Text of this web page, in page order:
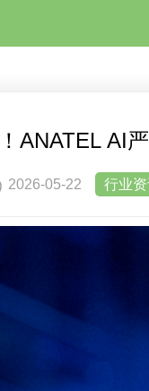
ANATEL AI
2026-05-22 行业